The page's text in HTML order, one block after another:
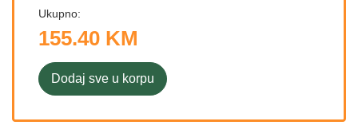
Ukupno:
155.40 KM
Dodaj sve u korpu